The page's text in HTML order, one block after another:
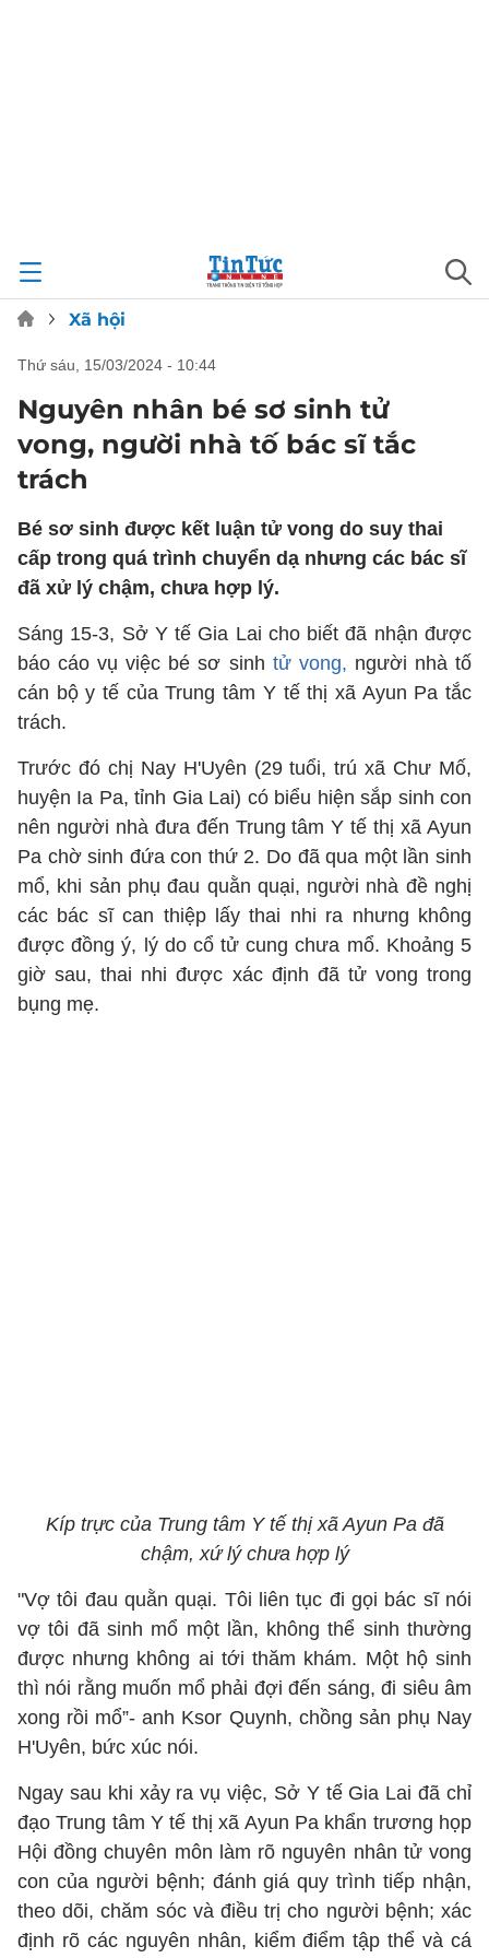
Xã hội
thứ sáu, 15/03/2024 - 10:44
Nguyên nhân bé sơ sinh tử
vong, người nhà tố bác sĩ tắc
trách
Bé sơ sinh được kết luận tử vong do suy thai
cấp trong quá trình chuyển dạ nhưng các bác sĩ
đã xử lý chậm, chưa hợp lý.
Sáng 15-3, Sở Y tế Gia Lai cho biết đã nhận được
báo cáo vụ việc bé sơ sinh tử vong, người nhà tố
cán bộ y tế của Trung tâm Y tế thị xã Ayun Pa tắc
trách.
Trước đó chị Nay H'Uyên (29 tuổi, trú xã Chư Mố,
huyện Ia Pa, tỉnh Gia Lai) có biểu hiện sắp sinh con
nên người nhà đưa đến Trung tâm Y tế thị xã Ayun
Pa chờ sinh đứa con thứ 2. Do đã qua một lần sinh
mổ, khi sản phụ đau quằn quại, người nhà đề nghị
các bác sĩ can thiệp lấy thai nhi ra nhưng không
được đồng ý, lý do cổ tử cung chưa mổ. Khoảng 5
giờ sau, thai nhi được xác định đã tử vong trong
bụng mẹ.
Kíp trực của Trung tâm Y tế thị xã Ayun Pa đã
chậm, xứ lý chưa hợp lý
"Vợ tôi đau quằn quại. Tôi liên tục đi gọi bác sĩ nói
vợ tôi đã sinh mổ một lần, không thể sinh thường
được nhưng không ai tới thăm khám. Một hộ sinh
thì nói rằng muốn mổ phải đợi đến sáng, đi siêu âm
xong rồi mổ”- anh Ksor Quynh, chồng sản phụ Nay
H'Uyên, bức xúc nói.
Ngay sau khi xảy ra vụ việc, Sở Y tế Gia Lai đã chỉ
đạo Trung tâm Y tế thị xã Ayun Pa khẩn trương họp
Hội đồng chuyên môn làm rõ nguyên nhân tử vong
con của người bệnh; đánh giá quy trình tiếp nhận,
theo dõi, chăm sóc và điều trị cho người bệnh; xác
định rõ các nguyên nhân, kiểm điểm tập thể và cá